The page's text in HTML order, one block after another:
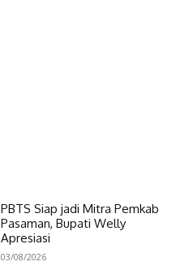
PBTS Siap jadi Mitra Pemkab
Pasaman, Bupati Welly
Apresiasi
03/08/2026